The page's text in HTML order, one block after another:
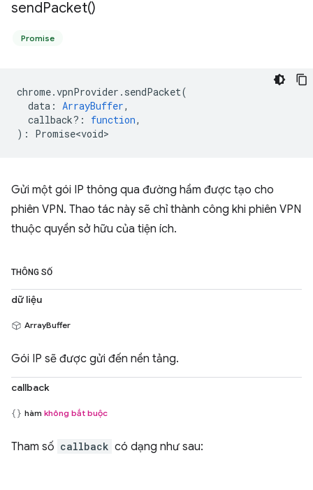
sendPacket()
Promise
chrome.vpnProvider . sendPacket(
data : ArrayBuffer,
callback? : function,
) : Promise<void>
Gửi một gói IP thông qua đường hầm được tạo cho
phiên VPN. Thao tác này sẽ chỉ thành công khi phiên VPN
thuộc quyền sở hữu của tiện ích.
THÔNG SỐ
dữ liệu
ArrayBuffer
Gói IP sẽ được gửi đến nền tảng.
callback
hàm không bắt buộc
Tham số callback có dạng như sau: